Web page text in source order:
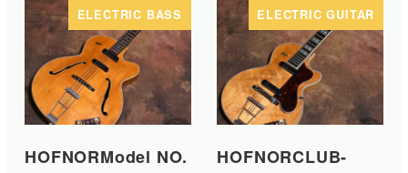
ELECTRIC BASS
HOFNORModel NO.
ELECTRIC GUITAR
HOFNORCLUB-